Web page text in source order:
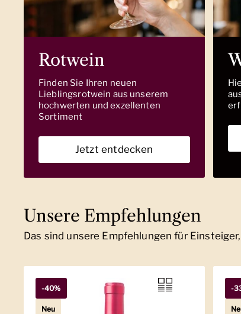
Rotwein
Finden Sie Ihren neuen
Lieblingsrotwein aus unserem
hochwerten und exzellenten
Sortiment
Jetzt entdecken
Unsere Empfehlungen
Das sind unsere Empfehlungen für
-40%
Neu
-